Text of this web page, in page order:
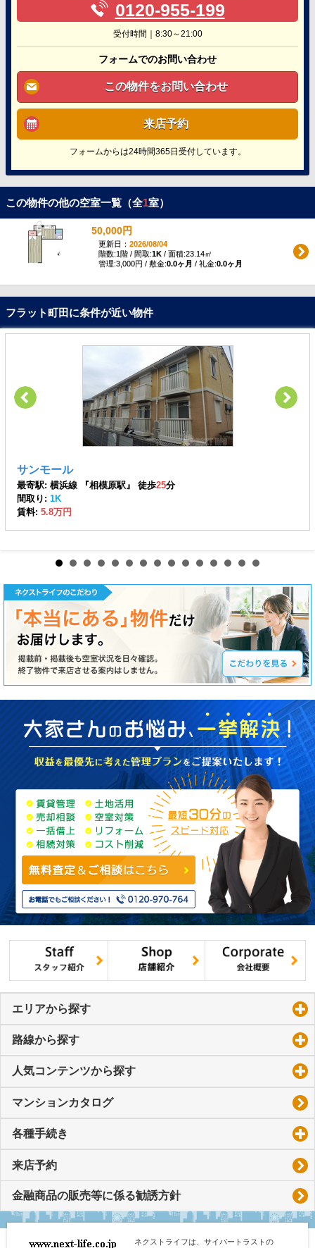
0120-955-199
受付時間｜8:30～21:00
フォームでのお問い合わせ
この物件をお問い合わせ
来店予約
フォームからは24時間365日受付しています。
この物件の他の空室一覧（全1室）
50,000円
更新日： 2026/08/04
階数:1階 / 間取:1K/ 面積:23.14㎡
管理:3,000円 / 敷金:0.0ヶ月 / 礼金:0.0ヶ月
フラット町田に条件が近い物件
サンモール
最寄駅: 横浜線 『相模原駅』 徒歩25分
間取り: 1K
賃料: 5.8万円
エリアから探す
路線から探す
人気コンテンツから探す
マンションカタログ
各種手続き
来店予約
金融商品の販売等に係る勧誘方針
ネクストライフは、サイバートラストの